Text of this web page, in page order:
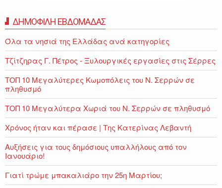
ΔΗΜΟΦΙΛΗ ΕΒΔΟΜΑΔΑΣ
Όλα τα νησιά της Ελλάδας ανά κατηγορίες
Τζίτζηρας Γ. Πέτρος - Ξυλουργικές εργασίες στις Σέρρες
ΤΟΠ 10 Μεγαλύτερες Κωμοπόλεις του Ν. Σερρών σε
πληθυσμό
ΤΟΠ 10 Μεγαλύτερα Χωριά του Ν. Σερρών σε πληθυσμό
Χρόνος ήταν και πέρασε | Της Κατερίνας Λεβαντή
Αυξήσεις για τους δημόσιους υπαλλήλους από τον
Ιανουάριο!
Γιατί τρώμε μπακαλιάρο την 25η Μαρτίου;